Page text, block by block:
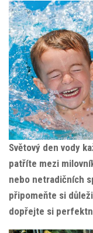
Světový den vody
patříte mezi
nebo netradičních
připomeňte si
dopřejte si